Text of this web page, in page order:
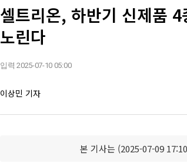
셀트리온, 하반기 신제품
노린다
입력 2025-07-10 05:00
이상민 기자
본 기사는 (2025-07-09